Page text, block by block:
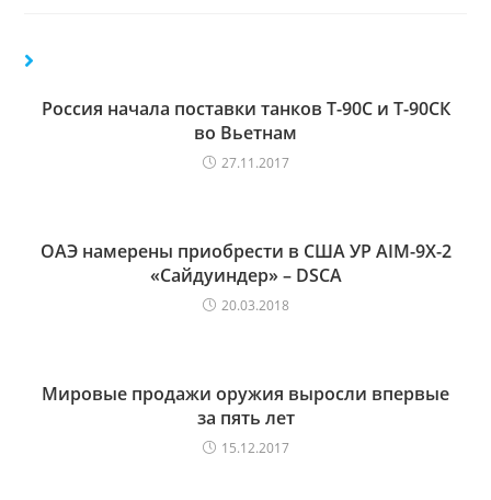
Россия начала поставки танков Т-90С и Т-90СК
во Вьетнам
27.11.2017
ОАЭ намерены приобрести в США УР AIM-9X-2
«Сайдуиндер» – DSCA
20.03.2018
Мировые продажи оружия выросли впервые
за пять лет
15.12.2017